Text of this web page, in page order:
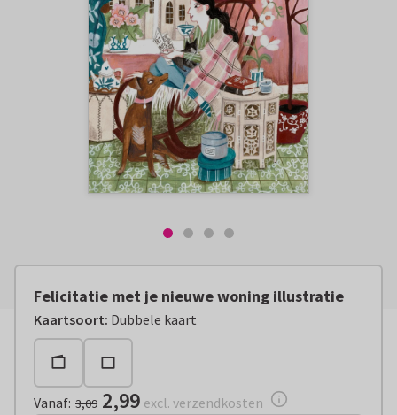
Felicitatie met je nieuwe woning illustratie
Kaartsoort: Dubbele kaart
Vanaf: € 2,99 excl. verzendkosten
Vanaf: 3,09 2,99 excl. verzendkosten